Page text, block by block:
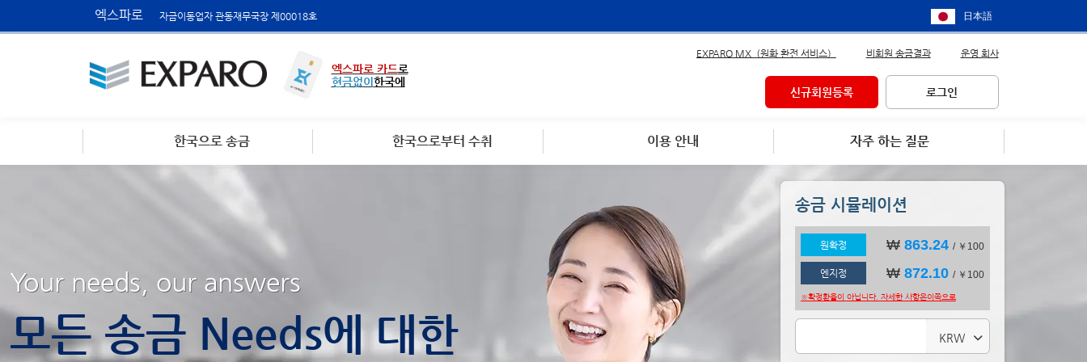
엑스파로 자금이동업자 관동재무국장 제00018호 日本語
엑스파로 카드 로
현금없이 한국에
EXPARO MX（원화 환전 서비스） 비회원 송금결과 운영 회사
신규회원등록 로그인
한국으로 송금 한국으로부터 수취 이용 안내 자주 하는 질문
Your needs, our answers
모든 송금 Needs에 대한
송금 시뮬레이션
원확정 ₩ 863.24 / ￥100
엔지정 ₩ 872.10 / ￥100
※확정환율이 아닙니다. 자세한 사항은이쪽으로
KRW